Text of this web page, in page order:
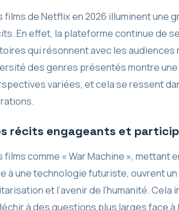
films de Netflix en 2026 illuminent une
En effet, la plateforme continue de
qui résonnent avec les audiences
des genres présentés montre une
variées, et cela se ressent
récits engageants et
films comme « War Machine », mettant
à une technologie futuriste, ouvrent
et l’avenir de l’humanité.
à des questions plus larges face à